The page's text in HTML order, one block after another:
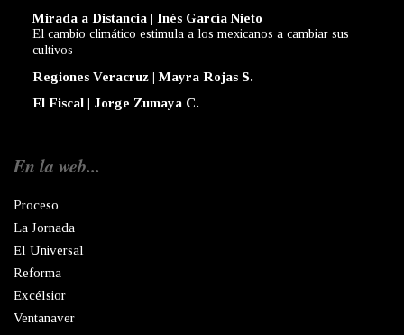
Mirada a Distancia | Inés García Nieto
El cambio climático estimula a los mexicanos a cambiar sus
cultivos
Regiones Veracruz | Mayra Rojas S.
El Fiscal | Jorge Zumaya C.
En la web...
Proceso
La Jornada
El Universal
Reforma
Excélsior
Ventanaver